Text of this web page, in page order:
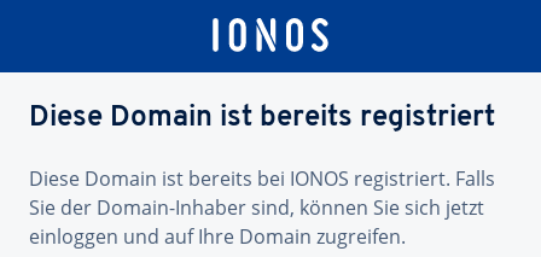
Diese Domain ist bereits registriert
Diese Domain ist bereits bei IONOS registriert. Falls
Sie der Domain-Inhaber sind, können Sie sich jetzt
einloggen und auf Ihre Domain zugreifen.